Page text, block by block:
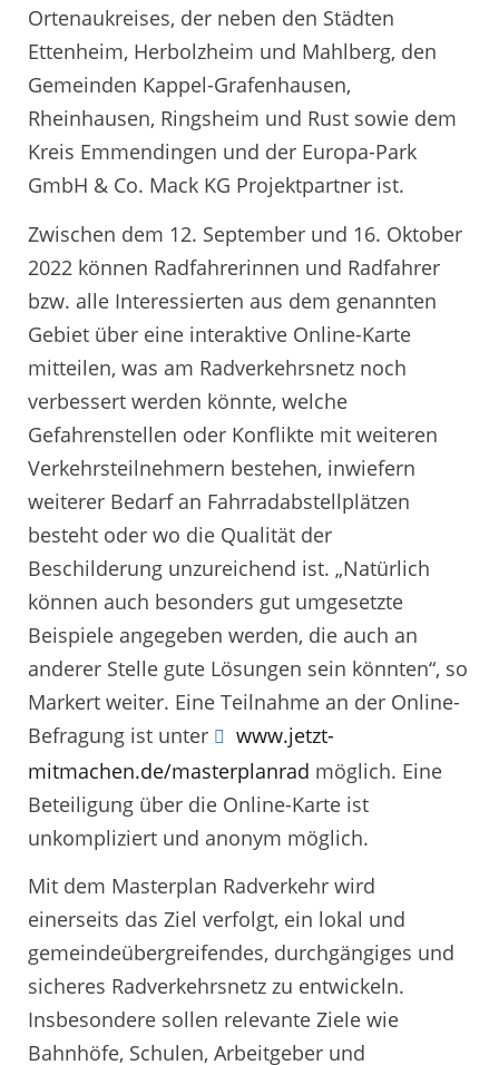
Ortenaukreises, der neben den Städten
Ettenheim, Herbolzheim und Mahlberg, den
Gemeinden Kappel-Grafenhausen,
Rheinhausen, Ringsheim und Rust sowie dem
Kreis Emmendingen und der Europa-Park
GmbH & Co. Mack KG Projektpartner ist.
Zwischen dem 12. September und 16. Oktober
2022 können Radfahrerinnen und Radfahrer
bzw. alle Interessierten aus dem genannten
Gebiet über eine interaktive Online-Karte
mitteilen, was am Radverkehrsnetz noch
verbessert werden könnte, welche
Gefahrenstellen oder Konflikte mit weiteren
Verkehrsteilnehmern bestehen, inwiefern
weiterer Bedarf an Fahrradabstellplätzen
besteht oder wo die Qualität der
Beschilderung unzureichend ist. „Natürlich
können auch besonders gut umgesetzte
Beispiele angegeben werden, die auch an
anderer Stelle gute Lösungen sein könnten“, so
Markert weiter. Eine Teilnahme an der Online-
Befragung ist unter
www.jetzt-
mitmachen.de/masterplanrad möglich. Eine
Beteiligung über die Online-Karte ist
unkompliziert und anonym möglich.
Mit dem Masterplan Radverkehr wird
einerseits das Ziel verfolgt, ein lokal und
gemeindeübergreifendes, durchgängiges und
sicheres Radverkehrsnetz zu entwickeln.
Insbesondere sollen relevante Ziele wie
Bahnhöfe, Schulen, Arbeitgeber und